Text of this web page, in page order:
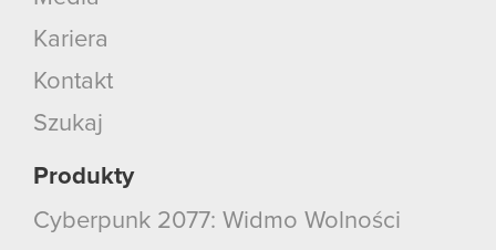
Kariera
Kontakt
Szukaj
Produkty
Cyberpunk 2077: Widmo Wolności